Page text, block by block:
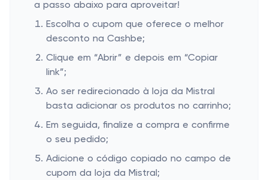
a passo abaixo para aproveitar!
Escolha o cupom que oferece o melhor
desconto na Cashbe;
Clique em “Abrir” e depois em “Copiar
link”;
Ao ser redirecionado à loja da Mistral
basta adicionar os produtos no carrinho;
Em seguida, finalize a compra e confirme
o seu pedido;
Adicione o código copiado no campo de
cupom da loja da Mistral;